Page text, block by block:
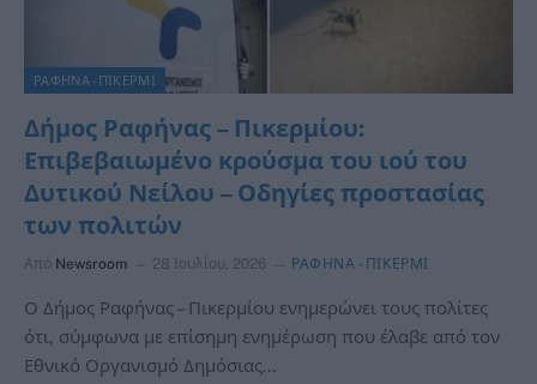
ΡΑΦΗΝΑ -ΠΙΚΕΡΜΙ
Δήμος Ραφήνας – Πικερμίου:
Επιβεβαιωμένο κρούσμα του ιού του
Δυτικού Νείλου – Οδηγίες προστασίας
των πολιτών
Από Newsroom 28 Ιουλίου, 2026 ΡΑΦΗΝΑ -ΠΙΚΕΡΜΙ
Ο Δήμος Ραφήνας – Πικερμίου ενημερώνει τους πολίτες
ότι, σύμφωνα με επίσημη ενημέρωση που έλαβε από τον
Εθνικό Οργανισμό Δημόσιας…